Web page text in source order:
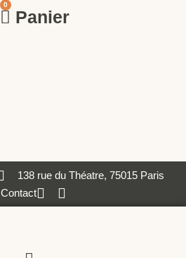
0
Panier
138 rue du Théatre, 75015 Paris
Contact